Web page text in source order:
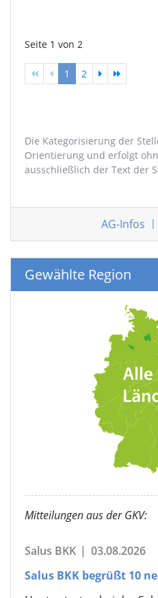
Seite 1 von 2
1 2
Die Kategorisierung der
Orientierung und erfolgt
ausschließlich der Text der
AG-Infos |
Gewählte Region
Mitteilungen aus der GKV:
Salus BKK | 03.08.2026
Salus BKK begrüßt 10